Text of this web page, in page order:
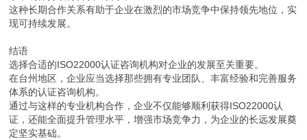
这种长期合作关系有助于企业在激烈的市场竞争中保持领先地位，实
现可持续发展。
结语
选择合适的ISO22000认证咨询机构对企业的发展至关重要。
在台州地区，企业应当选择那些拥有专业团队、丰富经验和完善服务
体系的认证咨询机构。
通过与这样的专业机构合作，企业不仅能够顺利获得ISO22000认
证，还能全面提升管理水平，增强市场竞争力，为企业的长远发展奠
定坚实基础。